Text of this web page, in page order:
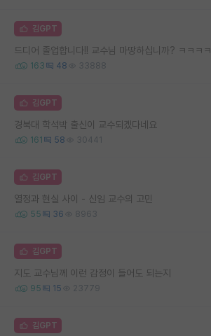
김GPT
드디어 졸업합니다!! 교수님 마땅하십니까? ㅋㅋㅋㅋ
163 48 33888
김GPT
경북대 학석박 출신이 교수되겠다네요
161 58 30441
김GPT
열정과 현실 사이 - 신임 교수의 고민
55 36 8963
김GPT
지도 교수님께 이런 감정이 들어도 되는지
95 15 23779
김GPT